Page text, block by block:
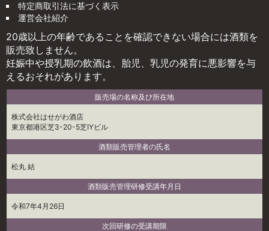
特定商取引法に基づく表示
運営会社紹介
20歳以上の年齢であることを確認できない場合には酒類を
販売致しません。
妊娠中や授乳期の飲酒は、胎児、乳児の発育に悪影響を与
えるおそれがあります。
販売場の名称及び所在地
株式会社はせがわ酒店
東京都港区芝3-20-5芝IYビル
酒類販売管理者の氏名
松丸 結
酒類販売管理研修受講年月日
令和7年4月26日
次回研修の受講期限